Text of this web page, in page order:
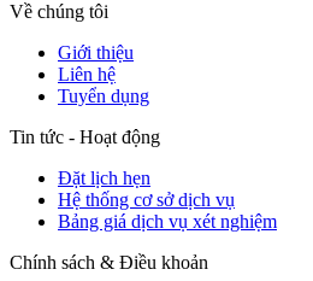
Về chúng tôi
Giới thiệu
Liên hệ
Tuyển dụng
Tin tức - Hoạt động
Đặt lịch hẹn
Hệ thống cơ sở dịch vụ
Bảng giá dịch vụ xét nghiệm
Chính sách & Điều khoản